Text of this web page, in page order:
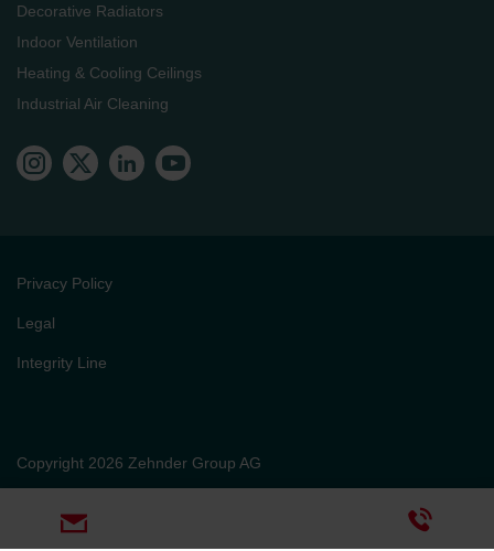
Decorative Radiators
Indoor Ventilation
Heating & Cooling Ceilings
Industrial Air Cleaning
Copyright 2026 Zehnder Group AG
Privacy Policy
Legal
Integrity Line